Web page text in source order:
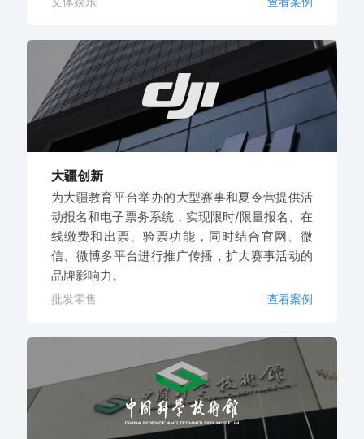
大疆创新
为大疆教育平台举办的大型赛事和夏令营提供活
动报名和电子票务系统，实现限时/限量报名、在
线缴费和出票、验票功能，同时结合官网、微
信、微博多平台进行推广传播，扩大赛事活动的
品牌影响力。
批发零售 查看案例